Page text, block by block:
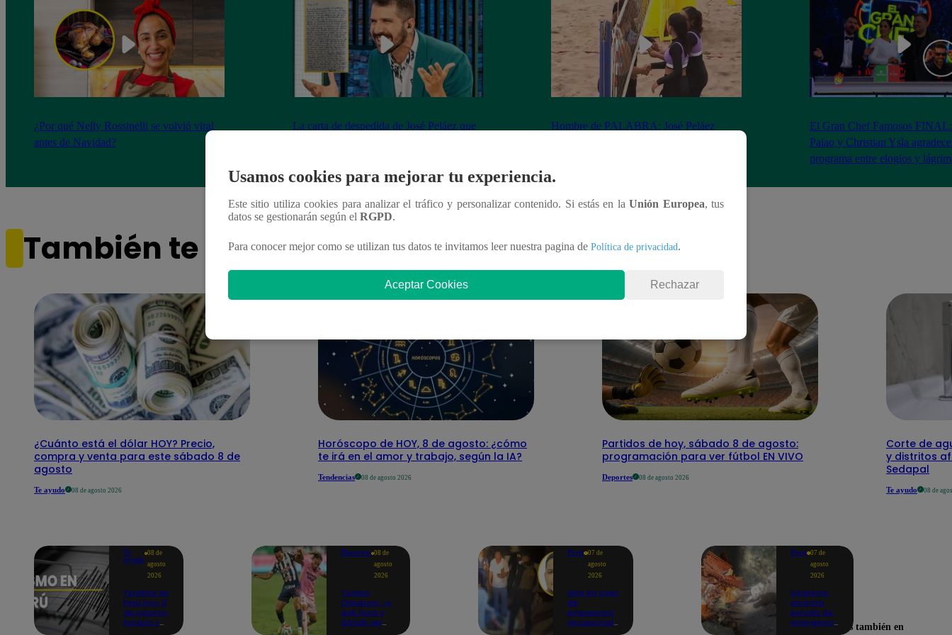
¿Por qué Nelly Rossinelli se volvió viral
antes de Navidad?
La carta de despedida de José Peláez que
Hombre de PALABRA: José Peláez
El Gran Chef Famosos
Palao y Christian Ysla
programa entre elogios y
También te puede interesar
¿Cuánto está el dólar HOY? Precio,
compra y venta para este sábado 8 de
agosto
Te ayudo 08 de agosto 2026
Horóscopo de HOY, 8 de agosto: ¿cómo
te irá en el amor y trabajo, según la IA?
Tendencias 08 de agosto 2026
Partidos de hoy, sábado 8 de agosto:
programación para ver fútbol EN VIVO
Deportes 08 de agosto 2026
Corte de
y distritos
Sedapal
Te ayudo 08 de
Te
ayudo
08 de
agosto
2026
Temblor en
Perú hoy, 8
de agosto:
horario y
Deportes 08 de
agosto
2026
Torneo
Clausura: ¿A
qué hora y
dónde ver
Perú 07 de
agosto
2026
Giro en caso
de
empresario
secuestrado
Perú 07 de
agosto
2026
Gobierno
anuncia
estado de
emergencia
Usamos cookies para mejorar tu experiencia.
Este sitio utiliza cookies para analizar el tráfico y personalizar contenido. Si estás en laUnión Europea, tus
datos se gestionarán según el RGPD.
Para conocer mejor como se utilizan tus datos te invitamos leer nuestra pagina de Política de privacidad.
Aceptar Cookies Rechazar
Encuéntranos también en